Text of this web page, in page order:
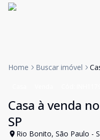
Home Buscar imóvel
Casa à venda
SP
Rio Bonito, São Paulo -